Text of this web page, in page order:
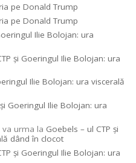
pe Donald Trump
pe Donald Trump
Ilie Bolojan: ura
şi Goeringul Ilie Bolojan: ura
Ilie Bolojan: ura viscerală
Goeringul Ilie Bolojan: ura
va urma la Goebels – ul CTP şi
dând în clocot
şi Goeringul Ilie Bolojan: ura